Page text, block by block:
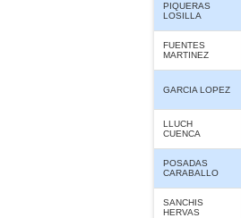
PIQUERAS
LOSILLA
FUENTES
MARTINEZ
GARCIA LOPEZ
LLUCH
CUENCA
POSADAS
CARABALLO
SANCHIS
HERVAS